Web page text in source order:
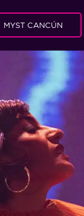
MYST CANCÚN